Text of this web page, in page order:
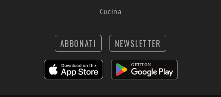
Cucina
ABBONATI NEWSLETTER